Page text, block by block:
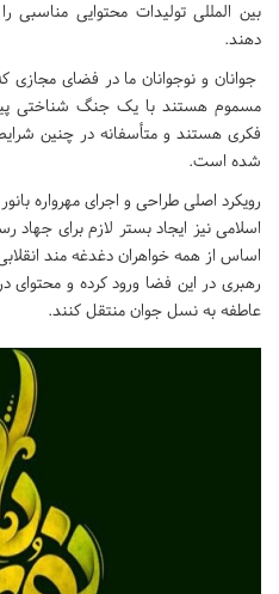
بین المللی تولیدات محتوایی مناسبی
دهند.
جوانان و نوجوانان ما در فضای مجازی
مسموم هستند با یک جنگ شناختی
فکری هستند و متأسفانه در چنین
شده است.
رویکرد اصلی طراحی و اجرای مهرواره
اسلامی نیز ایجاد بستر لازم برای
اساس از همه خواهران دغدغه مند
رهبری در این فضا ورود کرده و
عاطفه به نسل جوان منتقل کنند.